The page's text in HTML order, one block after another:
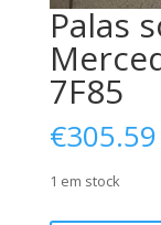
Palas
7F85
€305.59
1 em stock